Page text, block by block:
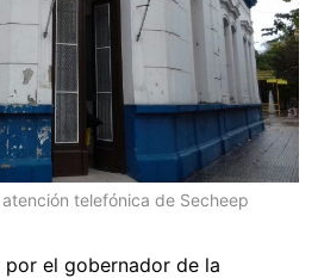
telefónica de Secheep
el gobernador de la